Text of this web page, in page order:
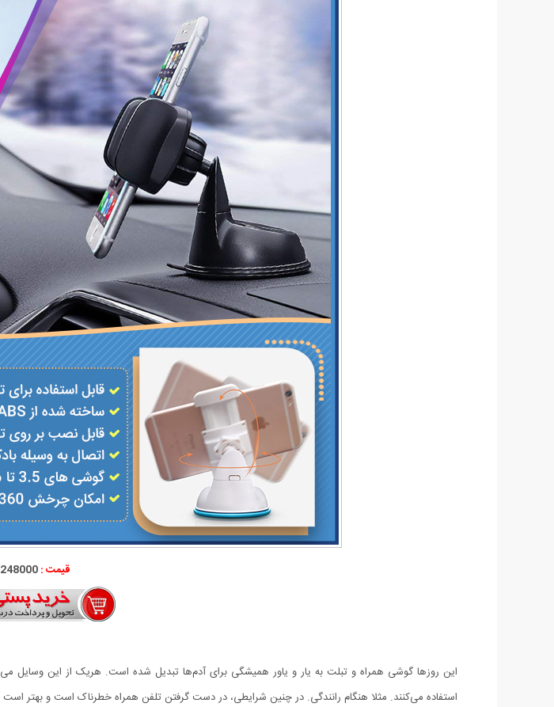
قیمت :248000 تومان
این روزها گوشی همراه و تبلت به یار و یاور همیشگی برای آدم‌ها تبدیل شده است. هریک از این وسایل
استفاده می‌کنند. مثلا هنگام رانندگی. در چنین شرایطی، در دست گرفتن تلفن همراه خطرناک است و بهتر